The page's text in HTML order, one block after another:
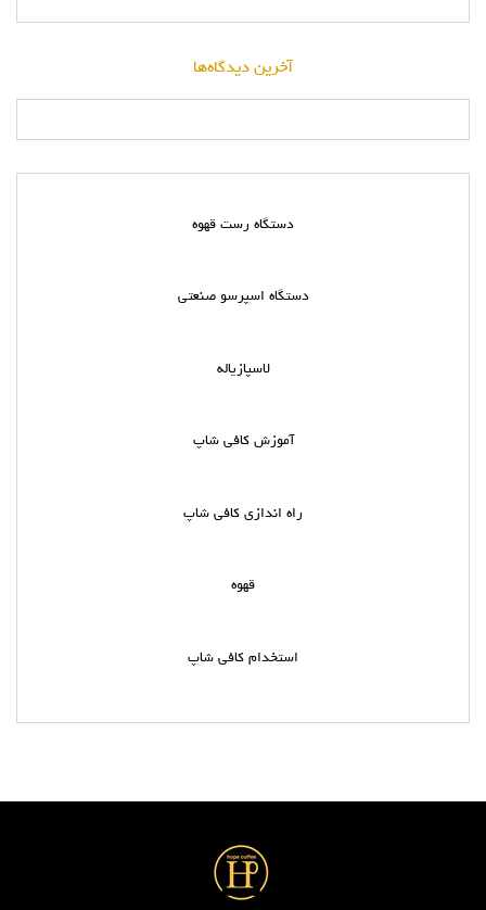
آخرین دیدگاه‌ها
دستگاه رست قهوه
دستگاه اسپرسو صنعتی
لاسپازیاله
آموزش کافی شاپ
راه اندازی کافی شاپ
قهوه
استخدام کافی شاپ